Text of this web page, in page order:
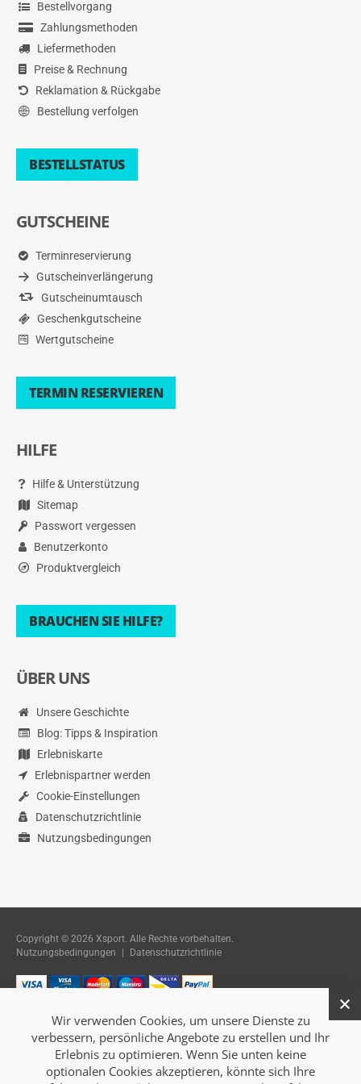
Bestellvorgang
Zahlungsmethoden
Liefermethoden
Preise & Rechnung
Reklamation & Rückgabe
Bestellung verfolgen
BESTELLSTATUS
GUTSCHEINE
Terminreservierung
Gutscheinverlängerung
Gutscheinumtausch
Geschenkgutscheine
Wertgutscheine
TERMIN RESERVIEREN
HILFE
Hilfe & Unterstützung
Sitemap
Passwort vergessen
Benutzerkonto
Produktvergleich
BRAUCHEN SIE HILFE?
ÜBER UNS
Unsere Geschichte
Blog: Tipps & Inspiration
Erlebniskarte
Erlebnispartner werden
Cookie-Einstellungen
Datenschutzrichtlinie
Nutzungsbedingungen
Copyright © 2026 Xsport. Alle Rechte vorbehalten.
Nutzungsbedingungen
| Datenschutzrichtlinie
Wir verwenden Cookies, um unsere Dienste zu
verbessern, persönliche Angebote zu erstellen und Ihr
Erlebnis zu optimieren. Wenn Sie unten keine
optionalen Cookies akzeptieren, könnte sich Ihre